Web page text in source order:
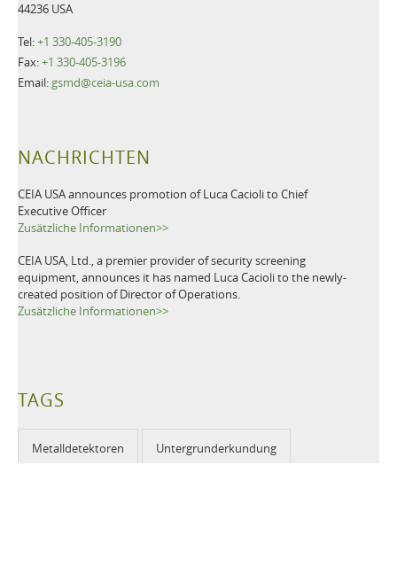
44236 USA
Tel:+1 330-405-3190
Fax:+1 330-405-3196
Email: gsmd@ceia-usa.com
NACHRICHTEN
CEIA USA announces promotion of Luca Cacioli to Chief
Executive Officer
Zusätzliche Informationen>>
CEIA USA, Ltd., a premier provider of security screening
equipment, announces it has named Luca Cacioli to the newly-
created position of Director of Operations.
Zusätzliche Informationen>>
TAGS
Metalldetektoren Untergrunderkundung